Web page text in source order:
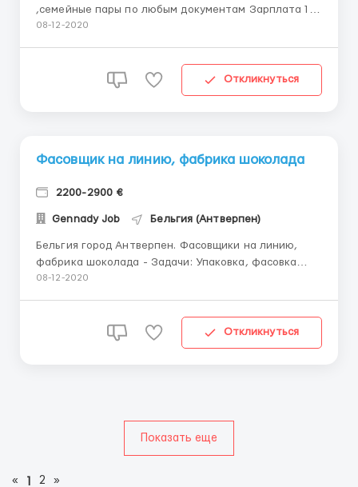
,семейные пары по любым документам Зарплата 12
евро в час нетто Работа постоянная Три смены по
2500€ netto Возраст до 55 лет Прожива...
08-12-2020
Откликнуться
Фасовщик на линию, фабрика шоколада
2200-2900 €
Gennady Job Бельгия (Антверпен)
Бельгия город Антверпен. Фасовщики на линию,
фабрика шоколада - Задачи: Упаковка, фасовка
шоколадных изделий на линии. - Набор: Мужчины и
Условия: Оплата 2200/2900 е/м 9.50 е/ч -
08-12-2020
Откликнуться
Показать еще
« 2 »